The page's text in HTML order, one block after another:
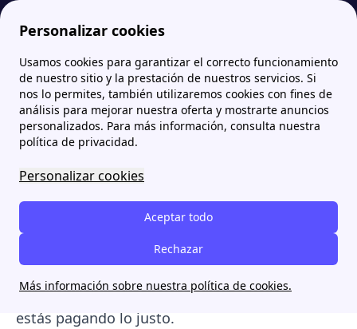
Personalizar cookies
Usamos cookies para garantizar el correcto funcionamiento
de nuestro sitio y la prestación de nuestros servicios. Si
nos lo permites, también utilizaremos cookies con fines de
análisis para mejorar nuestra oferta y mostrarte anuncios
personalizados. Para más información, consulta nuestra
política de privacidad.
Personalizar cookies
Aceptar todo
Rechazar
Más información sobre nuestra política de cookies.
Papernest.es More Información sobre energía Cómo entender y calcular tu factura de luz: desglose, simulación y pagos
Cómo entender y calcular
tu factura de luz: desglose,
simulación y pagos
La factura de la luz es eldocumento que
refleja lo que pagas por tu consumo
, detallando todos los conceptos y
entenderla, calcular tu consumo y saber si
estás pagando lo justo.